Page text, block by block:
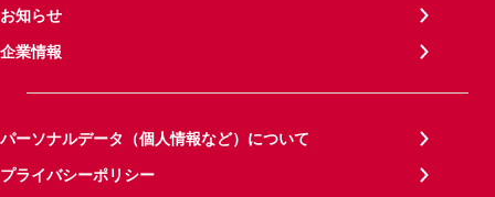
お知らせ
企業情報
パーソナルデータ（個人情報など）について
プライバシーポリシー